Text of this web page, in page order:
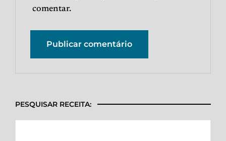
comentar.
PESQUISAR RECEITA: